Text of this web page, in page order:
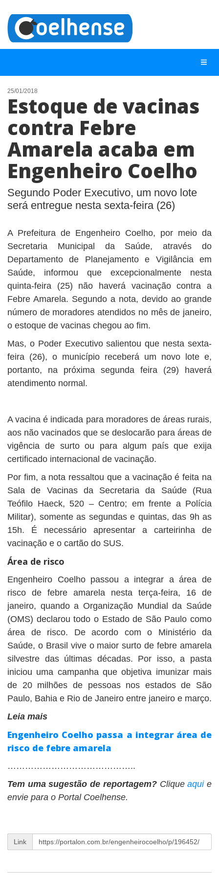
NOTÍCIAS
LISTA DIGITAL
TELEFONES ÚTEIS
ANUNCIE
25/01/2018
Estoque de vacinas
contra Febre
Amarela acaba em
Engenheiro Coelho
Segundo Poder Executivo, um novo lote
será entregue nesta sexta-feira (26)
A Prefeitura de Engenheiro Coelho, por meio da
Secretaria Municipal da Saúde, através do
Departamento de Planejamento e Vigilância em
Saúde, informou que excepcionalmente nesta
quinta-feira (25) não haverá vacinação contra a
Febre Amarela. Segundo a nota, devido ao grande
número de moradores atendidos no mês de janeiro,
o estoque de vacinas chegou ao fim.
Mas, o Poder Executivo salientou que nesta sexta-
feira (26), o município receberá um novo lote e,
portanto, na próxima segunda feira (29) haverá
atendimento normal.
A vacina é indicada para moradores de áreas rurais,
aos não vacinados que se deslocarão para áreas de
vigência de surto ou para algum país que exija
certificado internacional de vacinação.
Por fim, a nota ressaltou que a vacinação é feita na
Sala de Vacinas da Secretaria da Saúde (Rua
Teófilo Haeck, 520 – Centro; em frente a Polícia
Militar), somente as segundas e quintas, das 9h as
15h. É necessário apresentar a carteirinha de
vacinação e o cartão do SUS.
Área de risco
Engenheiro Coelho passou a integrar a área de
risco de febre amarela nesta terça-feira, 16 de
janeiro, quando a Organização Mundial da Saúde
(OMS) declarou todo o Estado de São Paulo como
área de risco. De acordo com o Ministério da
Saúde, o Brasil vive o maior surto de febre amarela
silvestre das últimas décadas. Por isso, a pasta
iniciou uma campanha que objetiva imunizar mais
de 20 milhões de pessoas nos estados de São
Paulo, Bahia e Rio de Janeiro entre janeiro e março.
Leia mais
Engenheiro Coelho passa a integrar área de
risco de febre amarela
……………………………………..
Tem uma sugestão de reportagem?Cliqueaquie
envie para o Portal Coelhense.
Link